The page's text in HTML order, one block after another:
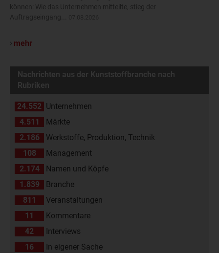
können: Wie das Unternehmen mitteilte, stieg der
Auftragseingang...
mehr
Nachrichten aus der Kunststoffbranche nach
Rubriken
24.552 Unternehmen
4.511
Märkte
2.186
Werkstoffe, Produktion, Technik
108
Management
2.174
Namen und Köpfe
1.839
Branche
811
Veranstaltungen
11
Kommentare
42
Interviews
16
In eigener Sache